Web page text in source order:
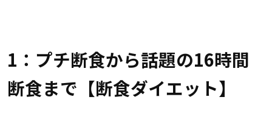
1：プチ断食から話題の16時間
断食まで【断食ダイエット】